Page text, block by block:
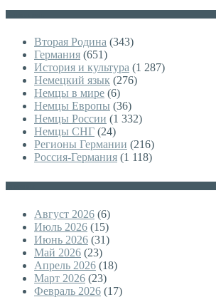
Вторая Родина (343)
Германия (651)
История и культура (1 287)
Немецкий язык (276)
Немцы в мире (6)
Немцы Европы (36)
Немцы России (1 332)
Немцы СНГ (24)
Регионы Германии (216)
Россия-Германия (1 118)
Август 2026 (6)
Июль 2026 (15)
Июнь 2026 (31)
Май 2026 (23)
Апрель 2026 (18)
Март 2026 (23)
Февраль 2026 (17)